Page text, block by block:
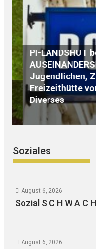
PI-LANDSHUT
Jugendlichen,
Freizeithütte
Diverses
Soziales
August 6, 2026
Sozial S C H W Ä C
August 6, 2026